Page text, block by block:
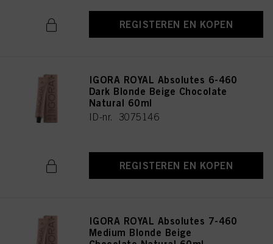
REGISTEREN EN KOPEN
IGORA ROYAL Absolutes 6-460
Dark Blonde Beige Chocolate
Natural 60ml
ID-nr. 3075146
REGISTEREN EN KOPEN
IGORA ROYAL Absolutes 7-460
Medium Blonde Beige